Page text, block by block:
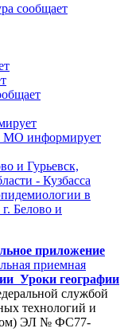
сообщает
МО информирует
и Гурьевск,
- Кузбасса
в
Белово и
приложение
Уроки географии
службой
технологий и
ЭЛ № ФС77-